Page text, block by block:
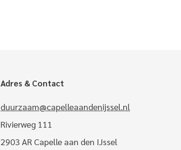
Adres & Contact
duurzaam@capelleaandenijssel.nl
Rivierweg 111
2903 AR Capelle aan den IJssel